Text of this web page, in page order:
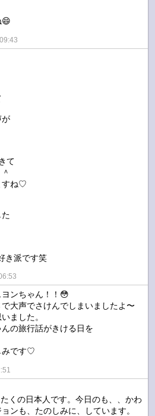
😄
が
て
すね♡
き派です笑
ンちゃん！！😳
大声でさけんでしまいましたよ〜
ました。
の旅行話がきける日を
みです♡
くの日本人です。今日のも、、かわ
ンも、たのしみに、しています。